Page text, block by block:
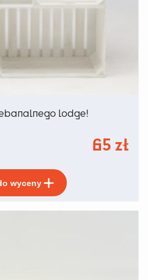
lodge!
65 zł
wyceny
produkt
ma
wiele